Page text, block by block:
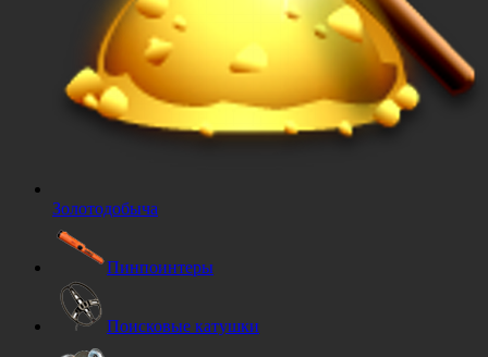
Золотодобыча
Пинпоинтеры
Поисковые катушки